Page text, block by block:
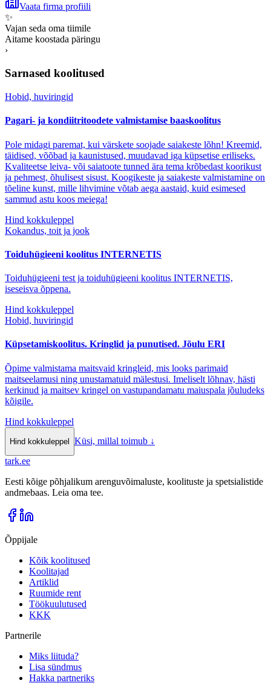
Vaata firma profiili
✨
Vajan seda oma tiimile
Aitame koostada päringu
›
Sarnased koolitused
Hobid, huviringid
Pagari- ja kondiitritoodete valmistamise baaskoolitus
Pole midagi paremat, kui värskete soojade saiakeste lõhn! Kreemid,
täidised, võõbad ja kaunistused, muudavad iga küpsetise eriliseks.
Kvaliteetse leiva- või saiatoote tunned ära tema krõbedast koorikust
ja pehmest, õhulisest sisust. Koogikeste ja saiakeste valmistamine on
tõeline kunst, mille lihvimine võtab aega aastaid, kuid esimesed
sammud astu koos meiega!
Hind kokkuleppel
Kokandus, toit ja jook
Toiduhügieeni koolitus INTERNETIS
Toiduhügieeni test ja toiduhügieeni koolitus INTERNETIS,
iseseisva õppena.
Hind kokkuleppel
Hobid, huviringid
Küpsetamiskoolitus. Kringlid ja punutised. Jõulu ERI
Õpime valmistama maitsvaid kringleid, mis looks parimaid
maitseelamusi ning unustamatuid mälestusi. Imeliselt lõhnav, hästi
kerkinud ja maitsev kringel on vastupandamatu maiuspala jõuludeks
kõigile.
Hind kokkuleppel
Hind kokkuleppel Küsi, millal toimub ↓
tark.ee
Eesti kõige põhjalikum arenguvõimaluste, koolituste ja spetsialistide
andmebaas. Leia oma tee.
Õppijale
Kõik koolitused
Koolitajad
Artiklid
Ruumide rent
Töökuulutused
KKK
Partnerile
Miks liituda?
Lisa sündmus
Hakka partneriks